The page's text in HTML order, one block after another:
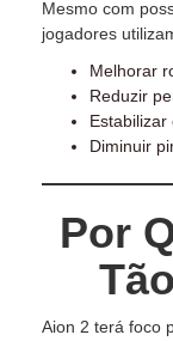
Mesmo com
jogadores
Melhorar
Reduzir
Estabilizar
Diminuir
Por
Aion 2 terá foco